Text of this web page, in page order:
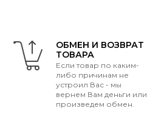
ОБМЕН И ВОЗВРАТ
ТОВАРА
Если товар по каким-
либо причинам не
устроил Вас - мы
вернем Вам деньги или
произведем обмен.